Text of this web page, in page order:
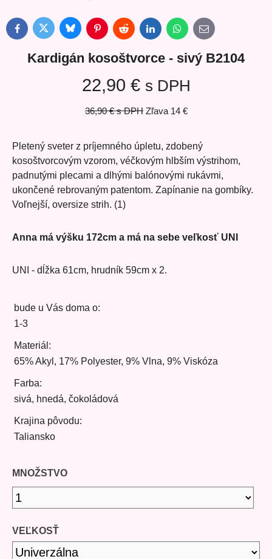
FacebookTwitter BlueskyPinterestReddit LinkedInWhatsApp
E-
mail
Kardigán kosoštvorce - sivý B2104
22,90 € s DPH
36,90 € s DPH Zľava 14 €
Pletený sveter z príjemného úpletu, zdobený
kosoštvorcovým vzorom, véčkovým hlbším výstrihom,
padnutými plecami a dlhými balónovými rukávmi,
ukončené rebrovaným patentom. Zapínanie na gombíky.
Voľnejší, oversize strih. (1)
Anna má výšku 172cm a má na sebe veľkosť UNI
UNI - dĺžka 61cm, hrudník 59cm x 2.
bude u Vás doma o:
1-3
Materiál:
65% Akyl, 17% Polyester, 9% Vlna, 9% Viskóza
Farba:
sivá, hnedá, čokoládová
Krajina pôvodu:
Taliansko
MNOŽSTVO
VEĽKOSŤ